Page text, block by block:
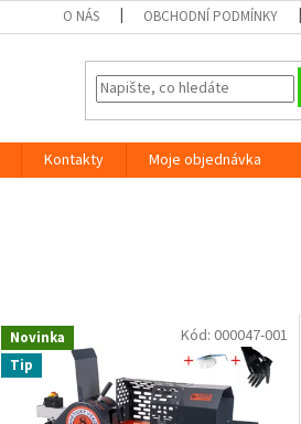
O NÁS OBCHODNÍ PODMÍNKY
Kontakty Moje objednávka
Novinka
Tip
Kód: 000047-001